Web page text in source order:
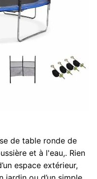
de table ronde de
et à l'eau,. Rien
espace extérieur,